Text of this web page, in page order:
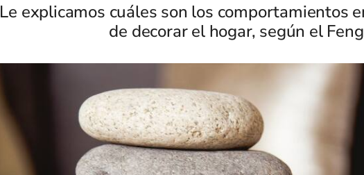
Le explicamos cuáles son los comportamientos
de decorar el hogar, según el